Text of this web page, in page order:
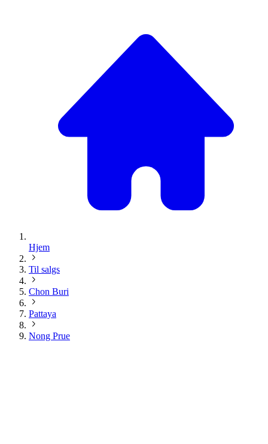
Hjem
Til salgs
Chon Buri
Pattaya
Nong Prue